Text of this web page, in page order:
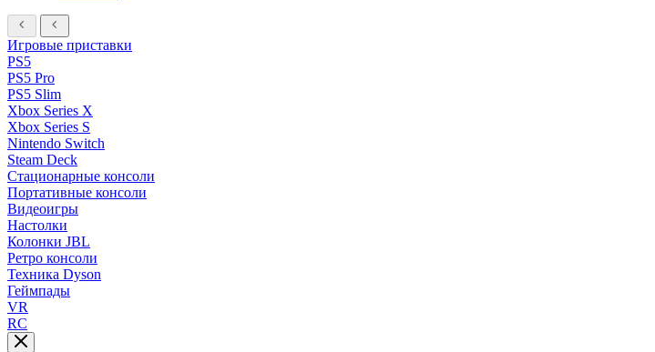
Игровые приставки
PS5
PS5 Pro
PS5 Slim
Xbox Series X
Xbox Series S
Nintendo Switch
Steam Deck
Стационарные консоли
Портативные консоли
Видеоигры
Настолки
Колонки JBL
Ретро консоли
Техника Dyson
Геймпады
VR
RC